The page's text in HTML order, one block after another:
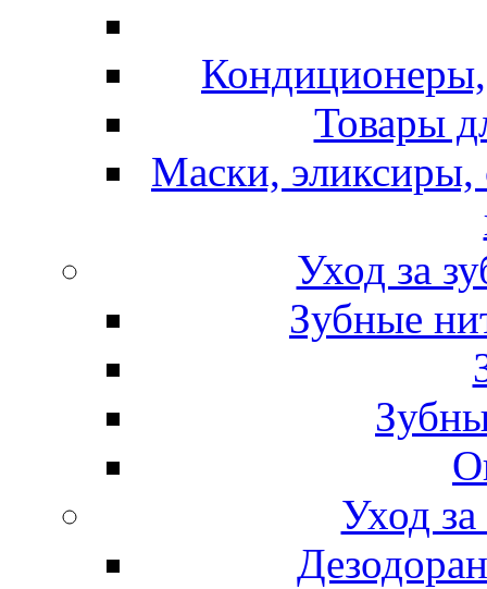
Кондиционеры,
Товары
Маски, эликсиры,
Уход за
Зубные
Уход